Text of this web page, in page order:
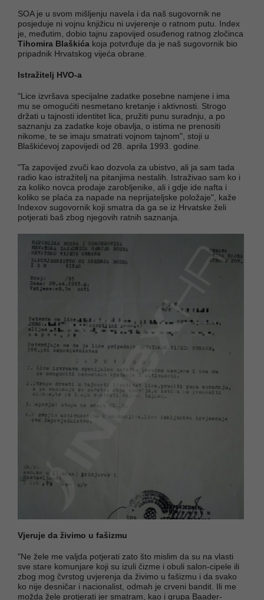
SOA je u svom mišljenju navela i da naš sugovornik ne
posjeduje ni vojnu knjižicu ni uvjerenje o ratnom putu. Index
je, međutim, dobio tajnu zapovijed osuđenog ratnog zločinca
Tihomira Blaškića koja potvrđuje da je naš sugovornik bio
pripadnik Hrvatskog vijeća obrane.
Istražitelj HVO-a
"Lice izvršava specijalne zadatke posebne namjene i ima
mu se omogućiti nesmetano kretanje i aktivnosti. Strogo
držati u tajnosti identitet lica, pružiti punu suradnju, a po
saznanju za zadatke koje obavlja, o istima ne prenositi
nikome, te se imaju smatrati vojnom tajnom", stoji u
Blaškićevoj zapovijedi od 28. aprila 1993. godine.
"Ta zapovijed zvuči kao dozvola za ubistvo, ali ja sam tada
radio kao istražitelj na pitanjima nestalih. Istraživao sam ko i
za koliko novca prodaje zarobljenike, ali i gdje ide nafta i
koliko se plaća za napade na neprijateljske položaje", kaže
Indexov sugovornik koji smatra da ga se iz Hrvatske želi
potjerati baš zbog njegovih ratnih saznanja.
Vjeruje da živimo u fašizmu
"Ne žele me valjda potjerati zato što mislim da su na vlasti
sve stare komunjare koji su izuli čizme i obuli salon-cipele ili
zbog mog čvrstog uvjerenja da živimo u fašizmu i da svako
ko nije desničar i nacionalist, odmah je crveni bandit. Ili me
možda žele protjerati jer smatram, kao i grupa Baader-